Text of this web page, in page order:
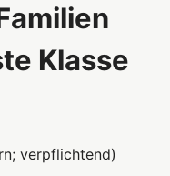
Klasse
verpflichtend)